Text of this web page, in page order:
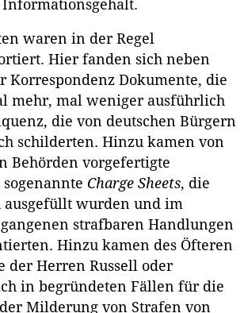
waren in der Regel
Hier fanden sich neben
Korrespondenz Dokumente, die
mehr, mal weniger ausführlich
die von deutschen Bürgern
schilderten. Hinzu kamen von
Behörden vorgefertigte
Charge Sheets, die
wurden und im
strafbaren Handlungen
Hinzu kamen des Öfteren
der Herren Russell oder
in begründeten Fällen für die
Milderung von Strafen von